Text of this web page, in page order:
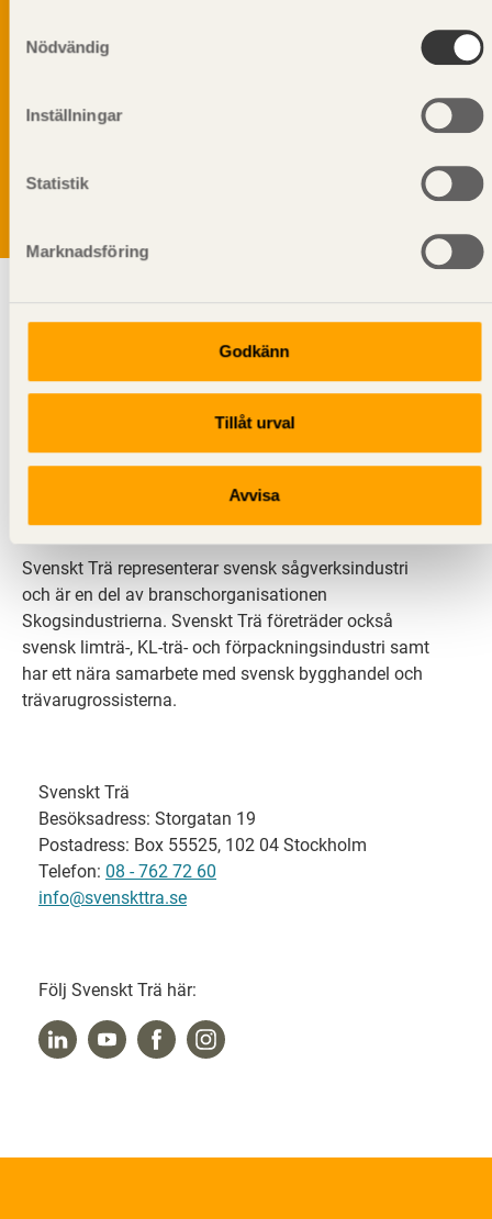
Nödvändig
Inställningar
Statistik
Marknadsföring
Godkänn
Tillåt urval
Avvisa
personuppgifter alltid hanteras på ett ansvarsfullt sätt.
träbyggande för att främja ett hållbart samhälle och
en livskraftig sågverksnäring. Det gör vi genom att
Svenskt Trä representerar svensk sågverksindustri
och är en del av branschorganisationen
Skogsindustrierna. Svenskt Trä företräder också
svensk limträ-, KL-trä- och förpackningsindustri samt
har ett nära samarbete med svensk bygghandel och
trävarugrossisterna.
Svenskt Trä
Besöksadress: Storgatan 19
Postadress: Box 55525, 102 04 Stockholm
Telefon: 08 - 762 72 60
info@svenskttra.se
Följ Svenskt Trä här: